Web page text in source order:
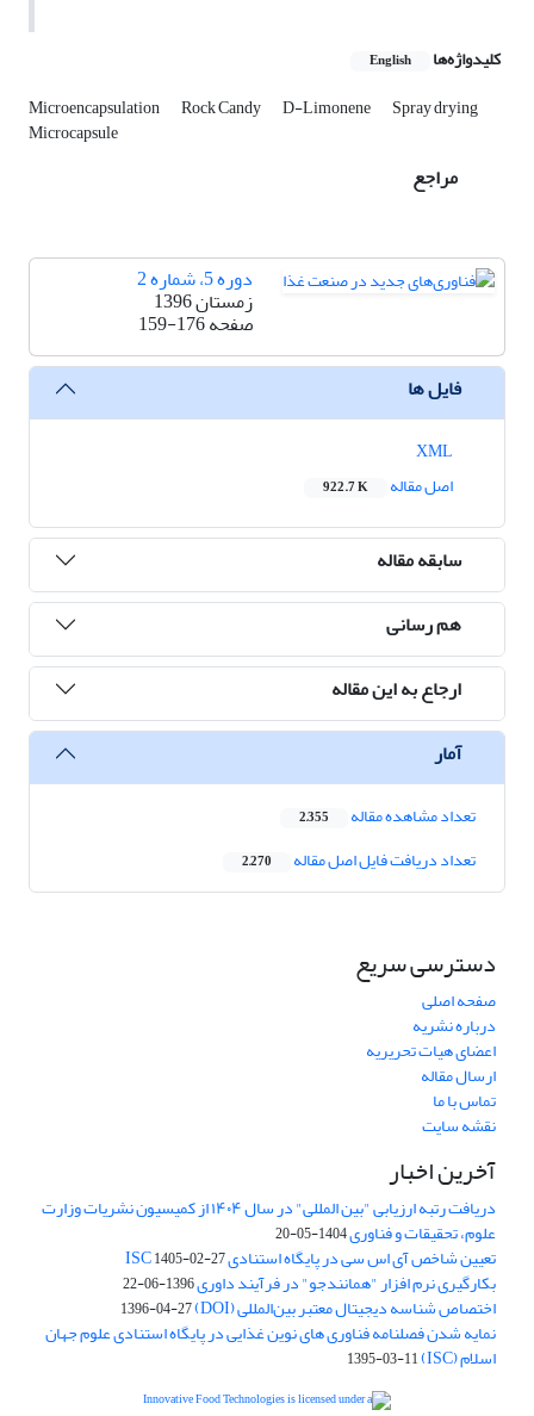
کلیدواژه‌ها English
Microencapsulation Rock Candy D-Limonene Spray drying
Microcapsule
مراجع
دوره 5، شماره 2
زمستان 1396
صفحه159-176
فایل ها
اصل مقاله
922.7 K
سابقه مقاله
هم رسانی
ارجاع به این مقاله
آمار
تعداد مشاهده مقاله 2,355
تعداد دریافت فایل اصل مقاله 2,270
دسترسی سریع
صفحه اصلی
درباره نشریه
اعضای هیات تحریریه
ارسال مقاله
تماس با ما
نقشه سایت
آخرین اخبار
دریافت رتبه ارزیابی "بین المللی" در سال ۱۴۰۴ از کمیسیون نشریات وزارت
علوم، تحقیقات و فناوری1404-05-20
تعیین شاخص آی اس سی در پایگاه استنادی ISC1405-02-27
بکارگیری نرم افزار "همانندجو" در فرآیند داوری1396-06-22
اختصاص شناسه دیجیتال معتبر بین‌المللی (DOI) 1396-04-27
نمایه شدن فصلنامه فناوری های نوین غذایی در پایگاه استنادی علوم جهان
اسلام (ISC) 1395-03-11